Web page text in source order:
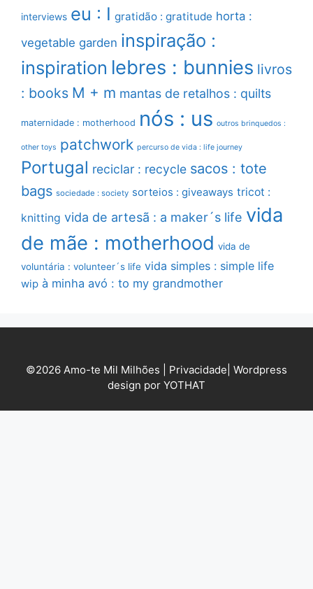
interviews eu : I gratidão : gratitude horta :
vegetable garden inspiração :
inspiration lebres : bunnies livros
: books M + m mantas de retalhos : quilts
maternidade : motherhood nós : us outros brinquedos :
other toys patchwork percurso de vida : life journey
Portugal reciclar : recycle sacos : tote
bags sociedade : society sorteios : giveaways tricot :
knitting vida de artesã : a maker´s life vida
de mãe : motherhood vida de
voluntária : volunteer´s life vida simples : simple life
wip à minha avó : to my grandmother
©2026 Amo-te Mil Milhões | Privacidade Wordpress
design por YOTHAT